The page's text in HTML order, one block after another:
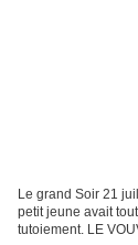
Le grand Soir 21
petit jeune avait
tutoiement. LE